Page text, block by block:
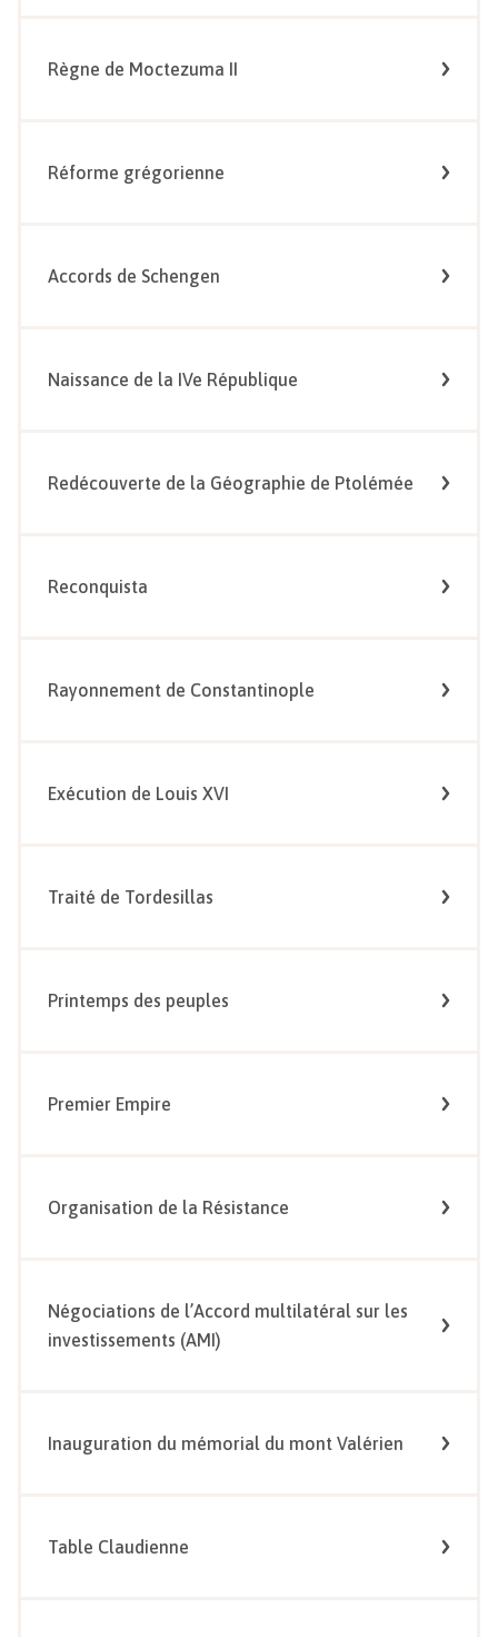
Règne de Moctezuma II
Réforme grégorienne
Accords de Schengen
Naissance de la IVe République
Redécouverte de la Géographie de Ptolémée
Reconquista
Rayonnement de Constantinople
Exécution de Louis XVI
Traité de Tordesillas
Printemps des peuples
Premier Empire
Organisation de la Résistance
Négociations de l’Accord multilatéral sur les
investissements (AMI)
Inauguration du mémorial du mont Valérien
Table Claudienne